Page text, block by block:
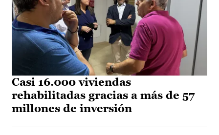
Casi 16.000 viviendas
rehabilitadas gracias a más de 57
millones de inversión